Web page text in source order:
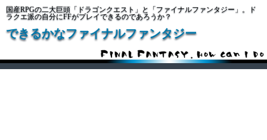
国産RPGの二大巨頭「ドラゴンクエスト」と「ファイナルファンタジー」。ド
ラクエ派の自分にFFがプレイできるのであろうか？
できるかなファイナルファンタジー